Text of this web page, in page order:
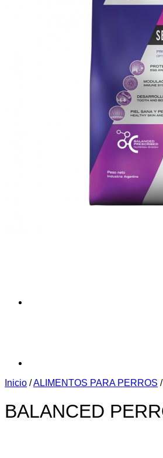
Inicio /ALIMENTOS PARA PERROS /
BALANCED